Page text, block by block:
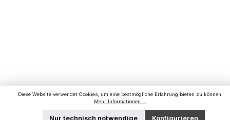
Diese Website verwendet Cookies, um eine bestmögliche Erfahrung bieten zu können.
Mehr Informationen ...
Nur technisch notwendige Konfigurieren